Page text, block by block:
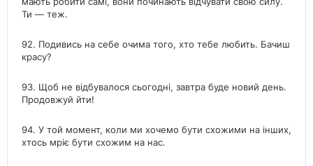
Ти — теж.
92. Подивись на себе очима того, хто тебе любить. Бачиш
красу?
93. Щоб не відбувалося сьогодні, завтра буде новий день.
Продовжуй йти!
94. У той момент, коли ми хочемо бути схожими на інших,
хтось мріє бути схожим на нас.